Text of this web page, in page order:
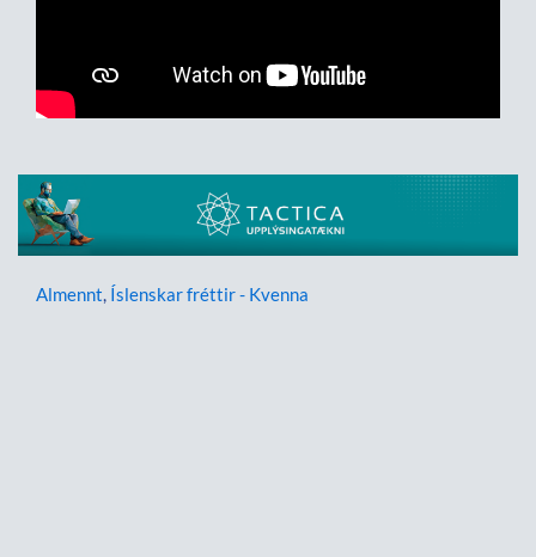
Almennt, Íslenskar fréttir - Kvenna